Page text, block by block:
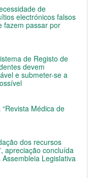
de
electrónicos falsos
fazem passar por
de Registo de
devem
e submeter-se a
Médica de
dos recursos
apreciação concluída
Legislativa